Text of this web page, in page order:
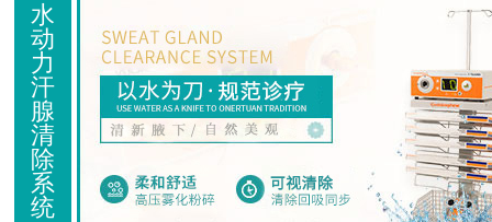
水
动
力
汗
腺
清
除
系
统